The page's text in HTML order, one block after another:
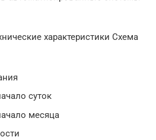
характеристики Схема
суток
месяца